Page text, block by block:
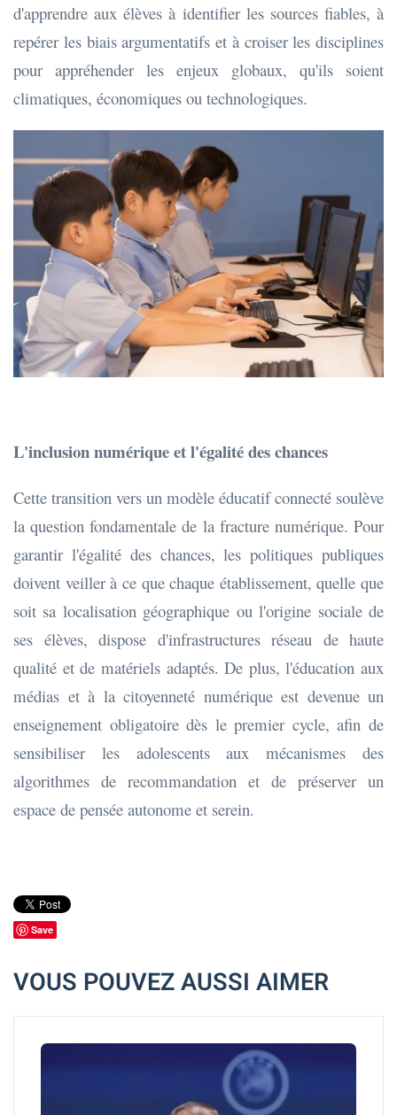
d'apprendre aux élèves à identifier les sources fiables, à
repérer les biais argumentatifs et à croiser les disciplines
pour appréhender les enjeux globaux, qu'ils soient
climatiques, économiques ou technologiques.
L'inclusion numérique et l'égalité des chances
Cette transition vers un modèle éducatif connecté soulève
la question fondamentale de la fracture numérique. Pour
garantir l'égalité des chances, les politiques publiques
doivent veiller à ce que chaque établissement, quelle que
soit sa localisation géographique ou l'origine sociale de
ses élèves, dispose d'infrastructures réseau de haute
qualité et de matériels adaptés. De plus, l'éducation aux
médias et à la citoyenneté numérique est devenue un
enseignement obligatoire dès le premier cycle, afin de
sensibiliser les adolescents aux mécanismes des
algorithmes de recommandation et de préserver un
espace de pensée autonome et serein.
Save
VOUS POUVEZ AUSSI AIMER